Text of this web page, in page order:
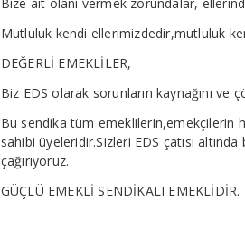
Mutluluk kendi ellerimizdedir,mutluluk
DEĞERLİ EMEKLİLER,
Biz EDS olarak sorunların kaynağını ve
Bu sendika tüm emeklilerin,emekçilerin
sahibi üyeleridir.Sizleri EDS çatısı
çağırıyoruz.
GÜÇLÜ EMEKLİ SENDİKALI EMEKLİDİR.